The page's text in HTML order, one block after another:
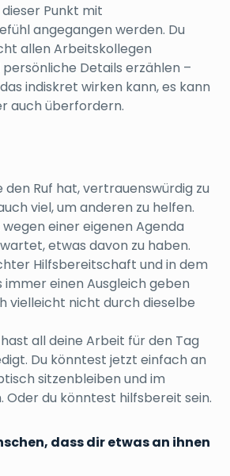
Punkt mit
angegangen werden. Du
allen Arbeitskollegen
Details erzählen –
indiskret wirken kann, es kann
auch überfordern.
den Ruf hat, vertrauenswürdig zu
viel, um anderen zu helfen.
einer eigenen Agenda
etwas davon zu haben.
Hilfsbereitschaft und in dem
immer einen Ausgleich geben
vielleicht nicht durch dieselbe
all deine Arbeit für den Tag
Du könntest jetzt einfach an
sitzenbleiben und im
Oder du könntest hilfsbereit sein.
dass dir etwas an ihnen